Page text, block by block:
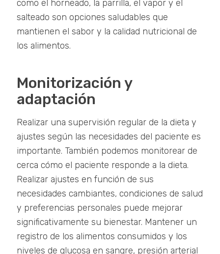
como el horneado, la parrilla, el vapor y el
salteado son opciones saludables que
mantienen el sabor y la calidad nutricional de
los alimentos.
Monitorización y
adaptación
Realizar una supervisión regular de la dieta y
ajustes según las necesidades del paciente es
importante. También podemos monitorear de
cerca cómo el paciente responde a la dieta.
Realizar ajustes en función de sus
necesidades cambiantes, condiciones de salud
y preferencias personales puede mejorar
significativamente su bienestar. Mantener un
registro de los alimentos consumidos y los
niveles de glucosa en sangre, presión arterial